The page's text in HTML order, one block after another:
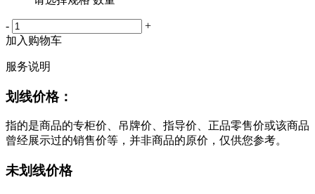
-
+
加入购物车
服务说明
划线价格：
指的是商品的专柜价、吊牌价、指导价、正品零售价或该商品
曾经展示过的销售价等，并非商品的原价，仅供您参考。
未划线价格